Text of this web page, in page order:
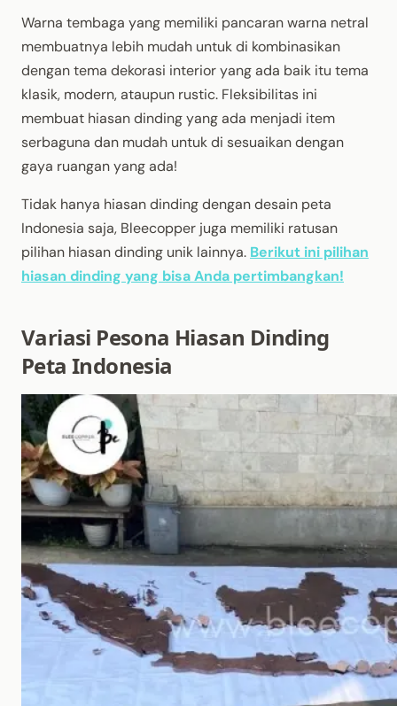
Warna tembaga yang memiliki pancaran warna netral
membuatnya lebih mudah untuk di kombinasikan
dengan tema dekorasi interior yang ada baik itu tema
klasik, modern, ataupun rustic. Fleksibilitas ini
membuat hiasan dinding yang ada menjadi item
serbaguna dan mudah untuk di sesuaikan dengan
gaya ruangan yang ada!
Tidak hanya hiasan dinding dengan desain peta
Indonesia saja, Bleecopper juga memiliki ratusan
pilihan hiasan dinding unik lainnya. Berikut ini pilihan
hiasan dinding yang bisa Anda pertimbangkan!
Variasi Pesona Hiasan Dinding
Peta Indonesia